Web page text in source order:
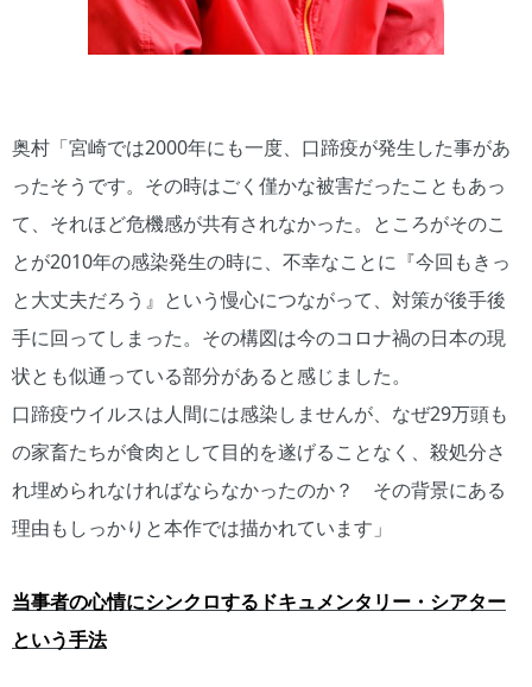
奥村「宮崎では2000年にも一度、口蹄疫が発生した事があ
ったそうです。その時はごく僅かな被害だったこともあっ
て、それほど危機感が共有されなかった。ところがそのこ
とが2010年の感染発生の時に、不幸なことに『今回もきっ
と大丈夫だろう』という慢心につながって、対策が後手後
手に回ってしまった。その構図は今のコロナ禍の日本の現
状とも似通っている部分があると感じました。
口蹄疫ウイルスは人間には感染しませんが、なぜ29万頭も
の家畜たちが食肉として目的を遂げることなく、殺処分さ
れ埋められなければならなかったのか？ その背景にある
理由もしっかりと本作では描かれています」
当事者の心情にシンクロするドキュメンタリー・シアター
という手法